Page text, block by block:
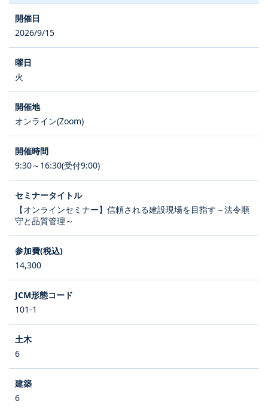
2026/9/15
火
オンライン(Zoom)
9:30～16:30(受付9:00)
【オンラインセミナー】信頼される建設現場を目指す～法令順
守と品質管理～
14,300
101-1
6
6